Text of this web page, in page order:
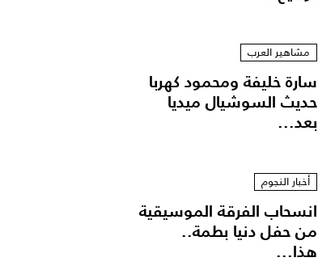
مشاهير العرب
سارة خليفة ومحمود كهربا
حديث السوشيال ميديا
بعد...
أخبار النجوم
انسحاب الفرقة الموسيقية
من حفل دنيا بطمة..
هذا...